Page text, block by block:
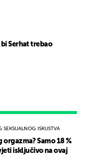
SEKSUALNOG ISKUSTVA
orgazma? Samo 18 %
isključivo na ovaj
bi Serhat trebao